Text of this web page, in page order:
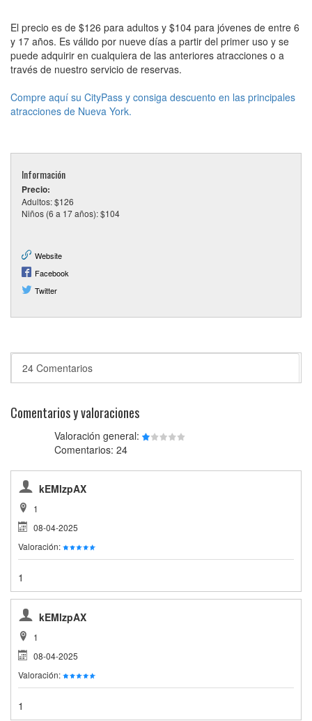
El precio es de $126 para adultos y $104 para jóvenes de entre 6
y 17 años. Es válido por nueve días a partir del primer uso y se
puede adquirir en cualquiera de las anteriores atracciones o a
través de nuestro servicio de reservas.
Compre aquí su CityPass y consiga descuento en las principales
atracciones de Nueva York.
Información
Precio:
Adultos: $126
Niños (6 a 17 años): $104
Website
Facebook
Twitter
24 Comentarios
Comentarios y valoraciones
Valoración general:
Comentarios: 24
kEMlzpAX
1
08-04-2025
Valoración:
1
kEMlzpAX
1
08-04-2025
Valoración:
1